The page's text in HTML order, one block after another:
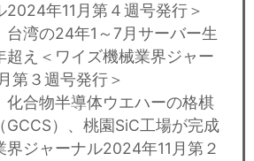
2024年11月第４週号発行＞
台湾の24年1～7月サーバー生
超え＜ワイズ機械業界ジャー
第３週号発行＞
化合物半導体ウエハーの格棋
GCCS）、桃園SiC工場が完成
界ジャーナル2024年11月第２